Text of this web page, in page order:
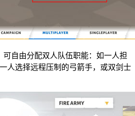
可自由分配双人队伍职能：如一人担
人选择远程压制的弓箭手，或双剑士